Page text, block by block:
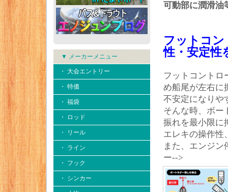
▼ メーカーメニュー
・ 大会エントリー
・ 特価
・ 福袋
・ ロッド
・ リール
・ ライン
・ フック
・ シンカー
可動部に潤滑油
フットコ
性・安定性
フットコントロ
め船尾が左右に
不安定になりや
そんな時、ボー
振れを最小限に
エレキの操作性
また、エンジン
ー-->